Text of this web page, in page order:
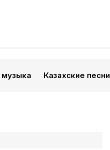
музыка Казахские песни